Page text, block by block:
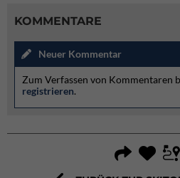
KOMMENTARE
Neuer Kommentar
Zum Verfassen von Kommentaren
registrieren.